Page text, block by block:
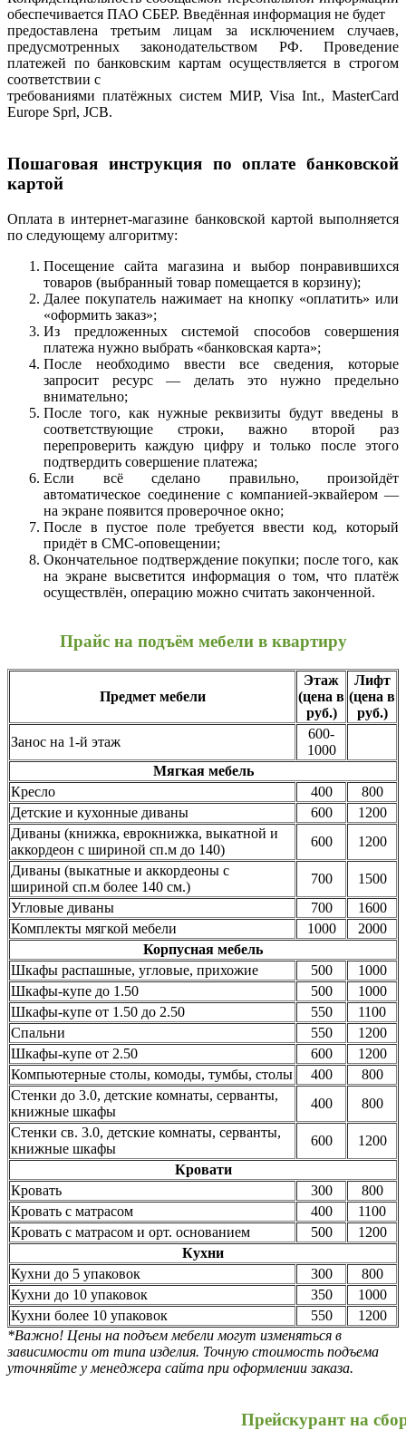
обеспечивается ПАО СБЕР. Введённая информация не будет
предоставлена третьим лицам за исключением случаев,
предусмотренных законодательством РФ. Проведение
платежей по банковским картам осуществляется в строгом
соответствии с
требованиями платёжных систем МИР, Visa Int., MasterCard
Europe Sprl, JCB.
Пошаговая инструкция по оплате банковской
картой
Оплата в интернет-магазине банковской картой выполняется
по следующему алгоритму:
Посещение сайта магазина и выбор понравившихся
товаров (выбранный товар помещается в корзину);
Далее покупатель нажимает на кнопку «оплатить» или
«оформить заказ»;
Из предложенных системой способов совершения
платежа нужно выбрать «банковская карта»;
После необходимо ввести все сведения, которые
запросит ресурс — делать это нужно предельно
внимательно;
После того, как нужные реквизиты будут введены в
соответствующие строки, важно второй раз
перепроверить каждую цифру и только после этого
подтвердить совершение платежа;
Если всё сделано правильно, произойдёт
автоматическое соединение с компанией-эквайером —
на экране появится проверочное окно;
После в пустое поле требуется ввести код, который
придёт в СМС-оповещении;
Окончательное подтверждение покупки; после того, как
на экране высветится информация о том, что платёж
осуществлён, операцию можно считать законченной.
Прайс на подъём мебели в квартиру
Предмет мебели
Этаж
(цена в
руб.)
Лифт
(цена в
руб.)
Занос на 1-й этаж
600-
1000
Мягкая мебель
Кресло
400
800
Детские и кухонные диваны
600
1200
Диваны (книжка, еврокнижка, выкатной и
аккордеон с шириной сп.м до 140)
600
1200
Диваны (выкатные и аккордеоны с
шириной сп.м более 140 см.)
700
1500
Угловые диваны
700
1600
Комплекты мягкой мебели
1000
2000
Корпусная мебель
Шкафы распашные, угловые, прихожие
500
1000
Шкафы-купе до 1.50
500
1000
Шкафы-купе от 1.50 до 2.50
550
1100
Спальни
550
1200
Шкафы-купе от 2.50
600
1200
Компьютерные столы, комоды, тумбы, столы
400
800
Стенки до 3.0, детские комнаты, серванты,
книжные шкафы
400
800
Стенки св. 3.0, детские комнаты, серванты,
книжные шкафы
600
1200
Кровати
Кровать
300
800
Кровать с матрасом
400
1100
Кровать с матрасом и орт. основанием
500
1200
Кухни
Кухни до 5 упаковок
300
800
Кухни до 10 упаковок
350
1000
Кухни более 10 упаковок
550
1200
*Важно! Цены на подъем мебели могут изменяться в
зависимости от типа изделия. Точную стоимость подъема
уточняйте у менеджера сайта при оформлении заказа.
Прейскурант на